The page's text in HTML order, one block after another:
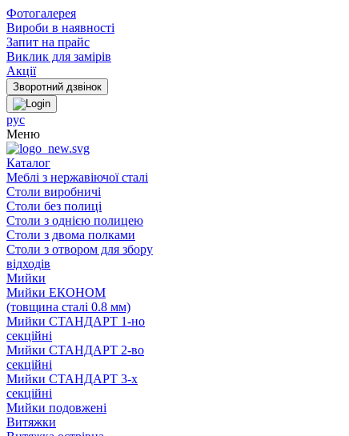
Фотогалерея
Вироби в наявності
Запит на прайс
Виклик для замірів
Акції
рус
Меню
Каталог
Меблі з нержавіючої сталі
Столи виробничі
Столи без полиці
Столи з однією полицею
Столи з двома полками
Столи з отвором для збору
відходів
Мийки
Мийки ЕКОНОМ
(товщина сталі 0.8 мм)
Мийки СТАНДАРТ 1-но
секційні
Мийки СТАНДАРТ 2-во
секційні
Мийки СТАНДАРТ 3-х
секційні
Мийки подовжені
Витяжки